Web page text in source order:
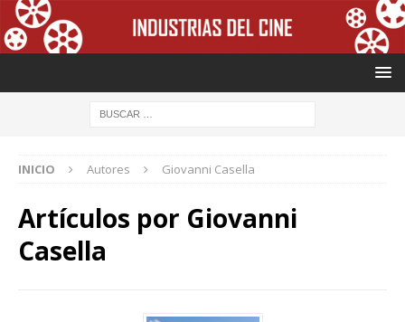
INICIO Autores Giovanni Casella
Artículos por Giovanni
Casella